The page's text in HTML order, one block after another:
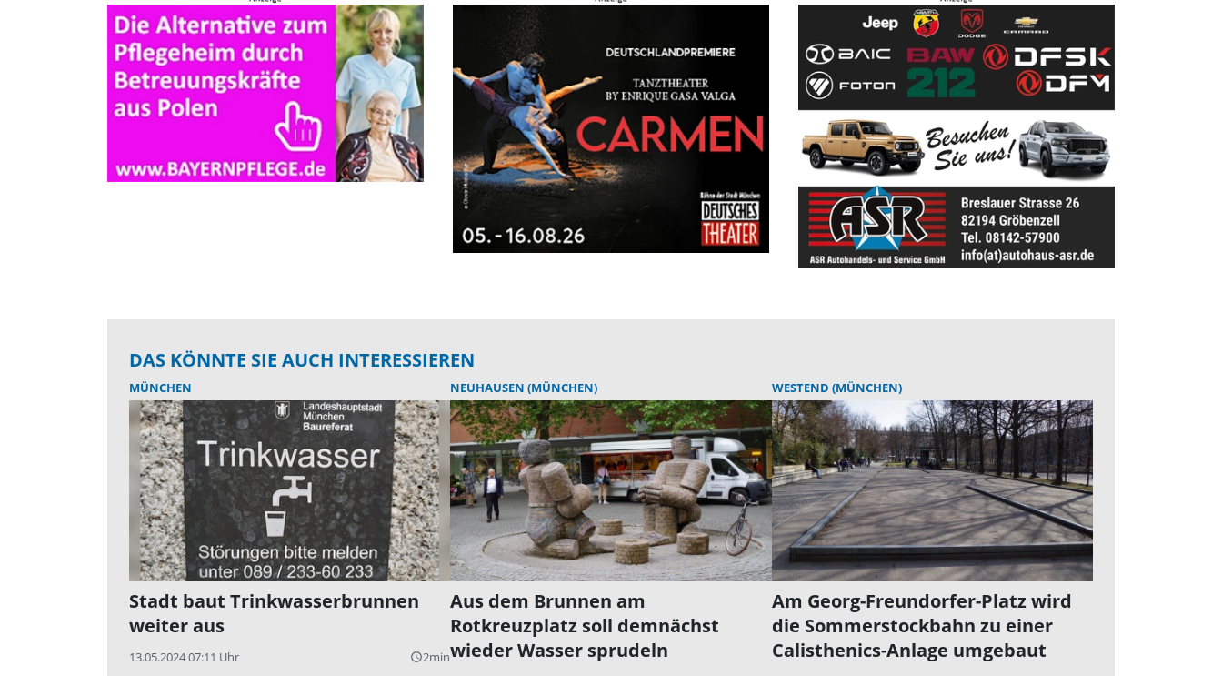
DAS KÖNNTE SIE AUCH INTERESSIEREN
MÜNCHEN
Stadt baut Trinkwasserbrunnen
weiter aus
13.05.2024 07:11 Uhr query_builder2min
NEUHAUSEN (MÜNCHEN)
Aus dem Brunnen am
Rotkreuzplatz soll demnächst
wieder Wasser sprudeln
WESTEND (MÜNCHEN)
Am Georg-Freundorfer-Platz wird
die Sommerstockbahn zu einer
Calisthenics-Anlage umgebaut